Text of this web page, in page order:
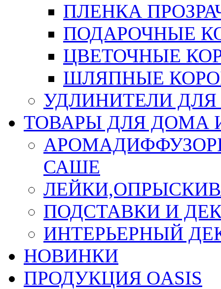
ПЛЕНКА
ПОДАРОЧНЫЕ
ЦВЕТОЧНЫЕ
ШЛЯПНЫЕ
УДЛИНИТЕЛИ
ТОВАРЫ ДЛЯ ДОМА
САШЕ
ПОДСТАВКИ И
ИНТЕРЬЕРНЫЙ
НОВИНКИ
ПРОДУКЦИЯ OASIS